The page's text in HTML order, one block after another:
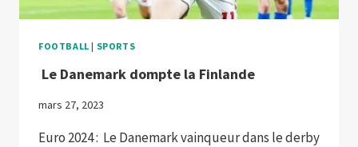
FOOTBALL | SPORTS
Le Danemark dompte la Finlande
mars 27, 2023
Euro 2024 : Le Danemark vainqueur dans le derby